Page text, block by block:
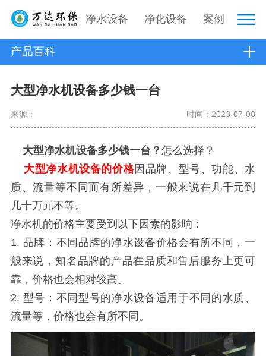
净水设备 净化设备 案例
产品百科
大型净水机设备多少钱一台
来源： 时间：2023-07-08
大型净水机设备多少钱一台？ 怎么选择？
大型净水机设备的价格因品牌、型号、功能、水
质、流量等不同而有所差异，一般来说在几千元到
几十万元不等。
净水机的价格主要受到以下因素的影响：
1. 品牌：不同品牌的净水设备价格会有所不同，一
般来说，知名品牌的产品在品质和售后服务上更可
靠，价格也会相对较高。
2. 型号：不同型号的净水设备适用于不同的水质、
流量等，价格也会有所不同。